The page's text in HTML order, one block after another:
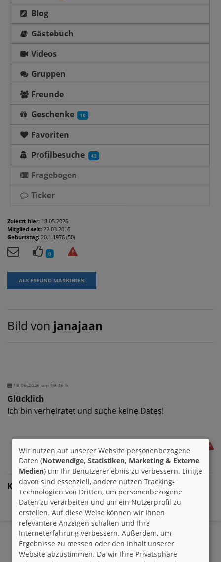
Blog
Gästebuch
Videos
Gruppen
Freunde
Geschenke
10
Favoriten
Profilbesuche
43
Fragebogen
Ticker
Zuletzt hier: 18.05.2026
Mitglied seit: 22.03.2016
Geburtstag: 20.1.1976 (50)
0
ALS FREUND MARKIEREN
Bild von janajaan
18.05.2026 um 19:46 h
Glücklich
Ich bin verheiratet und suche keine Dates!
Kommentare:
- Keine Kommentare zu diesem Eintrag -
Wir nutzen auf unserer Website personenbezogene
Daten (Notwendige, Statistiken, Marketing & Externe
Medien) um Ihr Benutzererlebnis zu verbessern. Einige
davon sind essenziell, andere nutzen Tracking-
Technologien von Dritten, um personenbezogene
Daten zu verarbeiten und um ein Nutzerprofil zu
erstellen. Auf diese Weise können wir Ihnen
relevantere Anzeigen schalten und Ihre
Interneterfahrung verbessern. Außerdem, um
Ergebnisse zu messen oder den Inhalt unserer
Website abzustimmen. Da wir Ihre Privatsphäre